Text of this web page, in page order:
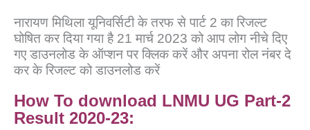
नारायण मिथिला यूनिवर्सिटी के तरफ से पार्ट 2 का रिजल्ट
घोषित कर दिया गया है 21 मार्च 2023 को आप लोग नीचे दिए
गए डाउनलोड के ऑप्शन पर क्लिक करें और अपना रोल नंबर दे
कर के रिजल्ट को डाउनलोड करें
How To download LNMU UG Part-2
Result 2020-23: